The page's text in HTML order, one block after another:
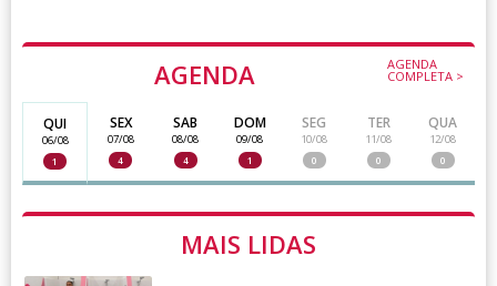
AGENDA AGENDA
COMPLETA >
QUI
06/08
1
SEX
07/08
4
SAB
08/08
4
DOM
09/08
1
SEG
10/08
0
TER
11/08
0
QUA
12/08
0
MAIS LIDAS